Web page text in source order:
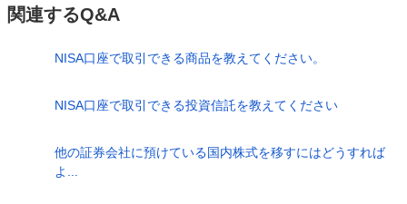
関連するQ&A
NISA口座で取引できる商品を教えてください。
NISA口座で取引できる投資信託を教えてください
他の証券会社に預けている国内株式を移すにはどうすれば
よ...